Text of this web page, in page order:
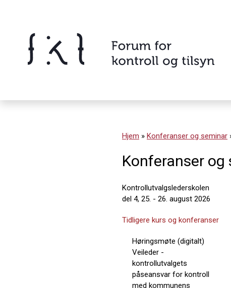
Hjem » Konferanser og seminar
Konferanser og
Kontrollutvalgslederskolen
del 4, 25. - 26. august 2026
Tidligere kurs og konferanser
Høringsmøte (digitalt)
Veileder -
kontrollutvalgets
påseansvar for kontroll
med kommunens